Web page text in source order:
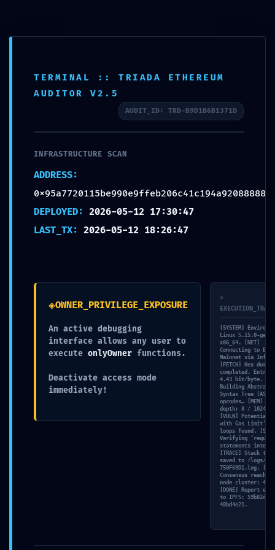
Configuration Error
Deja un comentario /Uncategorized
Tu dirección de correo electrónico no será publicada. Los campos
obligatorios están marcados con*
Escribe
Guarda mi nombre, correo electrónico y web en este navegador para la
Recibir un correo electrónico con los siguientes comentarios a esta
TERMINAL :: TRIADA ETHEREUM
AUDITOR V2.5
AUDIT_ID: TRD-B9D1B6B1371D
INFRASTRUCTURE SCAN
ADDRESS:
0x95a7720115be990e9ffeb206c41c194a92088888
DEPLOYED: 2026-05-12 17:30:47
LAST_TX: 2026-05-12 18:26:47
◈OWNER_PRIVILEGE_EXPOSURE
An active debugging
interface allows any user to
execute onlyOwner functions.
Deactivate access mode
immediately!
>
[SYSTEM]
Linux 5.15.0-
x86_64. [NET]
Connecting to
Mainnet via
[FETCH] Hex dump
completed.
4.43 bit/byte.
Building Abstract
Syntax Tree (AST)
opcodes… [MEM]
depth: 8 / 1024.
[VULN] Potential
with Gas Limit’ in
loops found. [SIM]
Verifying
statements
[TRACE] Stack
saved to /logs/
750F69D1.log.
Consensus reached
node cluster: 4/
[DONE] Report
to IPFS: 59b82d97…
48bd4e21.